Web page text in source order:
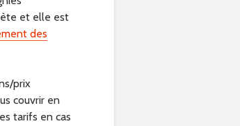
et elle est
des
prix
couvrir en
tarifs en cas